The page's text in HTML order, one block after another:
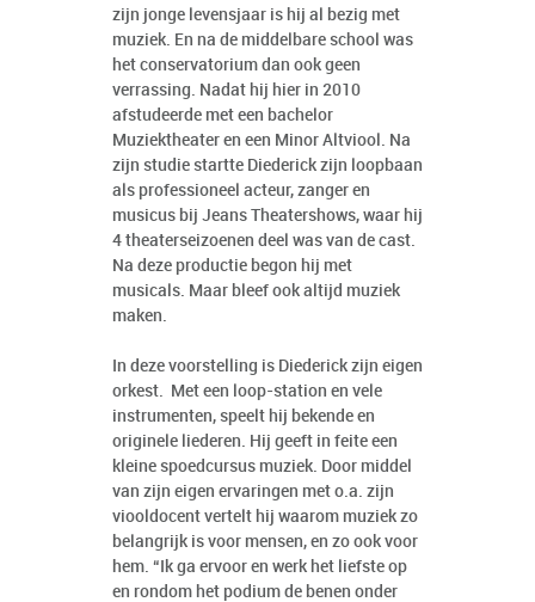
zijn jonge levensjaar is hij al bezig met
muziek. En na de middelbare school was
het conservatorium dan ook geen
verrassing. Nadat hij hier in 2010
afstudeerde met een bachelor
Muziektheater en een Minor Altviool. Na
zijn studie startte Diederick zijn loopbaan
als professioneel acteur, zanger en
musicus bij Jeans Theatershows, waar hij
4 theaterseizoenen deel was van de cast.
Na deze productie begon hij met
musicals. Maar bleef ook altijd muziek
maken.
In deze voorstelling is Diederick zijn eigen
orkest. Met een loop-station en vele
instrumenten, speelt hij bekende en
originele liederen. Hij geeft in feite een
kleine spoedcursus muziek. Door middel
van zijn eigen ervaringen met o.a. zijn
viooldocent vertelt hij waarom muziek zo
belangrijk is voor mensen, en zo ook voor
hem. “Ik ga ervoor en werk het liefste op
en rondom het podium de benen onder